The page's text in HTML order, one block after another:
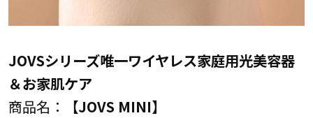
JOVSシリーズ唯一ワイヤレス家庭用光美容器
＆お家肌ケア
商品名：
【JOVS MINI】